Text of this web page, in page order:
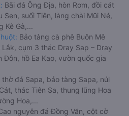
Bãi đá Ông Địa, hòn Rơm, đồi cát
Sen, suối Tiên, làng chài Mũi Né,
Kê Gà,...
Bảo tàng cà phê Buôn Mê
cụm 3 thác Dray Sap – Dray
Đôn, hồ Ea Kao, vườn quốc gia
thờ đá Sapa, bảo tàng Sapa, núi
thác Tiên Sa, thung lũng Hoa
Hoa,...
nguyên đá Đồng Văn, cột cờ